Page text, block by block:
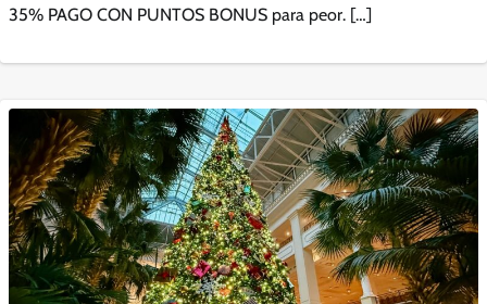
35% PAGO CON PUNTOS BONUS para peor. […]